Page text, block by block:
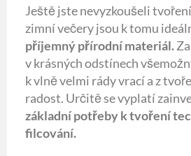
Ještě jste nevyzkoušeli
zimní večery jsou k tomu
příjemný přírodní materiál.
v krásných odstínech
k vlně velmi rády vrací a z
radost. Určitě se vyplatí
základní potřeby k tvoření
filcování.